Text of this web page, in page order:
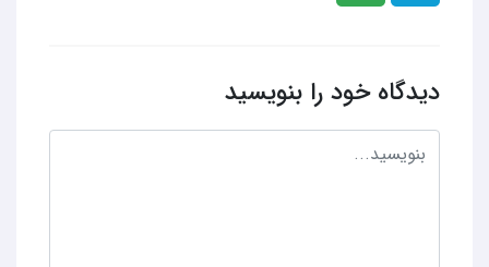
دیدگاه خود را بنویسید